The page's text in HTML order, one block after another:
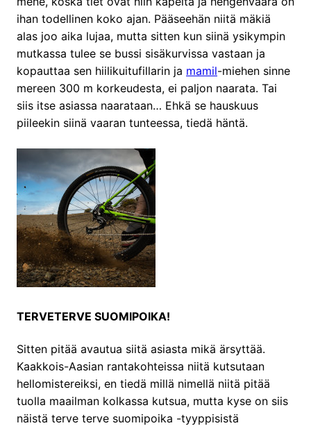
ihan todellinen koko ajan. Pääseehän niitä mäkiä
alas joo aika lujaa, mutta sitten kun siinä ysikympin
mutkassa tulee se bussi sisäkurvissa vastaan ja
kopauttaa sen hiilikuitufillarin ja mamil-miehen sinne
mereen 300 m korkeudesta, ei paljon naarata. Tai
siis itse asiassa naarataan… Ehkä se hauskuus
piileekin siinä vaaran tunteessa, tiedä häntä.
TERVETERVE SUOMIPOIKA!
Sitten pitää avautua siitä asiasta mikä ärsyttää.
Kaakkois-Aasian rantakohteissa niitä kutsutaan
hellomistereiksi, en tiedä millä nimellä niitä pitää
tuolla maailman kolkassa kutsua, mutta kyse on siis
näistä terve terve suomipoika -tyyppisistä